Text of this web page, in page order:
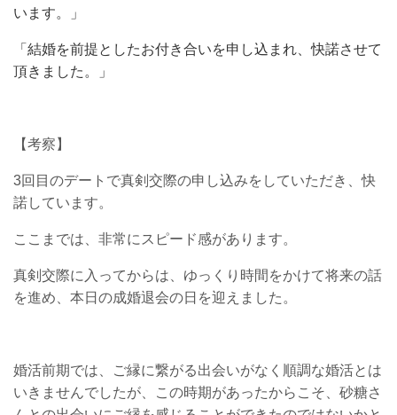
います。」
「 結婚を前提としたお付き合いを申し込まれ、快諾させて
頂きました。
」
【考察】
3回目のデートで真剣交際の申し込みをしていただき、快
諾しています。
ここまでは、非常にスピード感があります。
真剣交際に入ってからは、ゆっくり時間をかけて将来の話
を進め、本日の成婚退会の日を迎えました。
婚活前期では、ご縁に繋がる出会いがなく順調な婚活とは
いきませんでしたが、この時期があったからこそ、砂糖さ